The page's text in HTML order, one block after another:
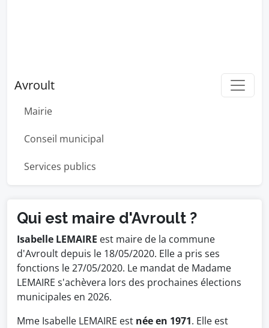
Avroult
Mairie
Conseil municipal
Services publics
Qui est maire d'Avroult ?
Isabelle LEMAIRE est maire de la commune
d'Avroult depuis le 18/05/2020. Elle a pris ses
fonctions le 27/05/2020. Le mandat de Madame
LEMAIRE s'achèvera lors des prochaines élections
municipales en 2026.
Mme Isabelle LEMAIRE est née en 1971. Elle est